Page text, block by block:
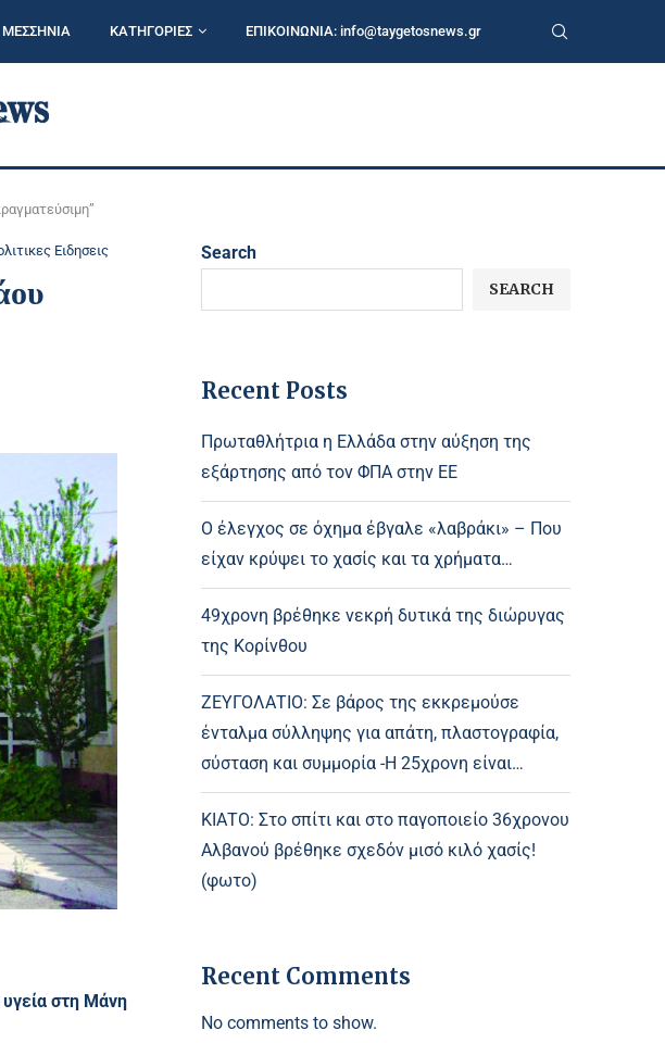
ΜΕΣΣΗΝΙΑ ΚΑΤΗΓΟΡΙΕΣ ΕΠΙΚΟΙΝΩΝΙΑ: info@taygetosnews.gr
Ειδησεις
υγεία στη Μάνη
Search
SEARCH
Recent Posts
Πρωταθλήτρια η Ελλάδα στην αύξηση της
εξάρτησης από τον ΦΠΑ στην ΕΕ
Ο έλεγχος σε όχημα έβγαλε «λαβράκι» – Που
είχαν κρύψει το χασίς και τα χρήματα…
49χρονη βρέθηκε νεκρή δυτικά της διώρυγας
της Κορίνθου
ΖΕΥΓΟΛΑΤΙΟ: Σε βάρος της εκκρεμούσε
ένταλμα σύλληψης για απάτη, πλαστογραφία,
σύσταση και συμμορία -Η 25χρονη είναι…
ΚΙΑΤΟ: Στο σπίτι και στο παγοποιείο 36χρονου
Αλβανού βρέθηκε σχεδόν μισό κιλό χασίς!
(φωτο)
Recent Comments
No comments to show.